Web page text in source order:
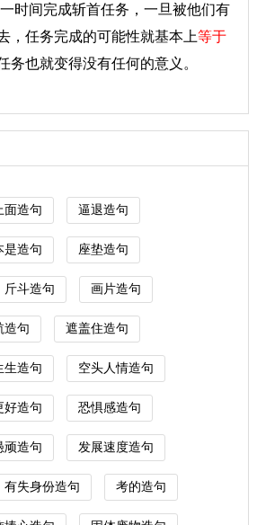
时间完成斩首任务，一旦被他们有
，任务完成的可能性就基本上等于
务也就变得没有任何的意义。
面造句 逼退造句
是造句 座垫造句
斤斗造句 画片造句
造句 遮盖住造句
生造句 空头人情造句
好造句 恐惧感造句
顽造句 发展速度造句
有失身份造句 考的造句